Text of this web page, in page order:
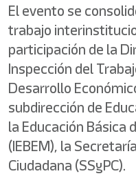
El evento se
trabajo
participación de la
Inspección del
Desarrollo
subdirección de
la Educación Básica
(IEBEM), la
Ciudadana (SSyPC).